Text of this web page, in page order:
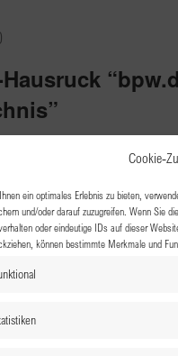
Cookie-
ein optimales Erlebnis zu bieten,
und/oder darauf zuzugreifen. Wenn Sie
oder eindeutige IDs auf dieser
können bestimmte Merkmale und
41, Wels, Oberösterreich,
Jede BPW
sie nicht. Dabei ist